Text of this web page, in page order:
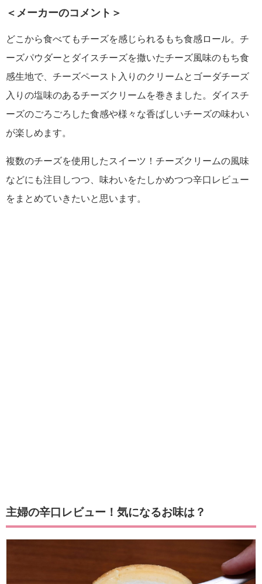
＜メーカーのコメント＞
どこから食べてもチーズを感じられるもち食感ロール。チ
ーズパウダーとダイスチーズを撒いたチーズ風味のもち食
感生地で、チーズペースト入りのクリームとゴーダチーズ
入りの塩味のあるチーズクリームを巻きました。ダイスチ
ーズのごろごろした食感や様々な香ばしいチーズの味わい
が楽しめます。
複数のチーズを使用したスイーツ！チーズクリームの風味
などにも注目しつつ、味わいをたしかめつつ辛口レビュー
をまとめていきたいと思います。
主婦の辛口レビュー！気になるお味は？